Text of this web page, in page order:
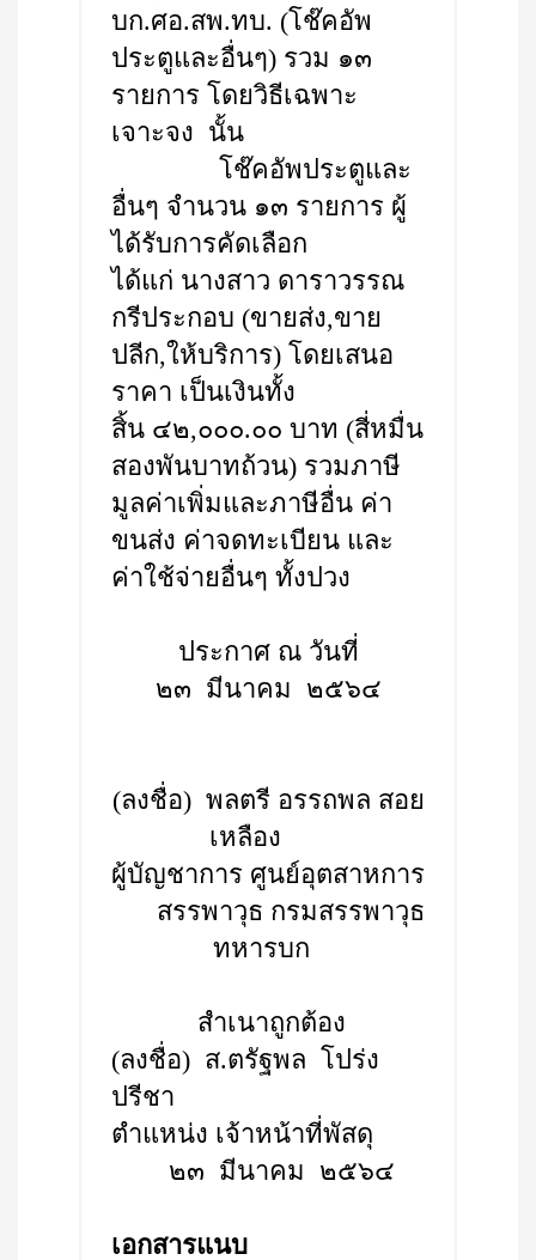
บก.ศอ.สพ.ทบ. (โช๊คอัพ
ประตูและอื่นๆ) รวม ๑๓
รายการ โดยวิธีเฉพาะ
เจาะจง นั้น
โช๊คอัพประตูและ
อื่นๆ จำนวน ๑๓ รายการ ผู้
ได้รับการคัดเลือก
ได้แก่ นางสาว ดาราวรรณ
กรีประกอบ (ขายส่ง,ขาย
ปลีก,ให้บริการ) โดยเสนอ
ราคา เป็นเงินทั้ง
สิ้น ๔๒,๐๐๐.๐๐ บาท (สี่หมื่น
สองพันบาทถ้วน) รวมภาษี
มูลค่าเพิ่มและภาษีอื่น ค่า
ขนส่ง ค่าจดทะเบียน และ
ค่าใช้จ่ายอื่นๆ ทั้งปวง
ประกาศ ณ วันที่
๒๓ มีนาคม ๒๕๖๔
(ลงชื่อ) พลตรี อรรถพล สอย
เหลือง
ผู้บัญชาการ ศูนย์อุตสาหการ
สรรพาวุธ กรมสรรพาวุธ
ทหารบก
สำเนาถูกต้อง
(ลงชื่อ) ส.ตรัฐพล โปร่ง
ปรีชา
ตำแหน่ง เจ้าหน้าที่พัสดุ
๒๓ มีนาคม ๒๕๖๔
เอกสารแนบ